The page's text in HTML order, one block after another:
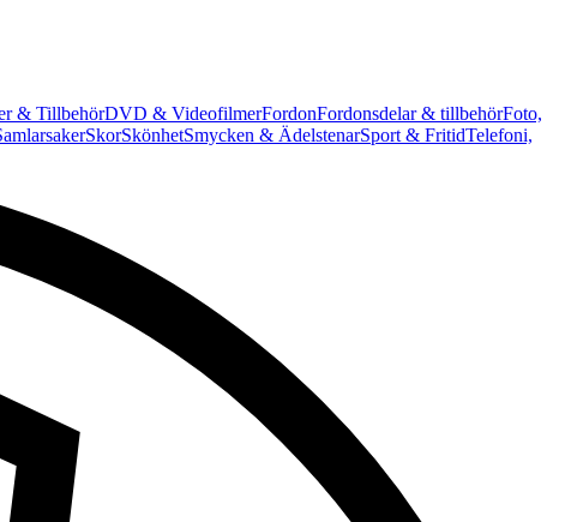
& TillbehörDVD & VideofilmerFordonFordonsdelar & tillbehörFoto,
SkorSkönhetSmycken & ÄdelstenarSport & FritidTelefoni,